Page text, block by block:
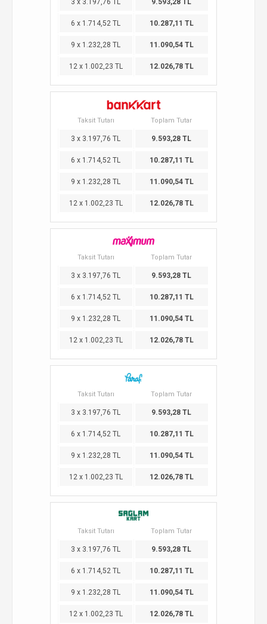
3 x 3.197,76 TL 9.593,28 TL
6 x 1.714,52 TL 10.287,11 TL
9 x 1.232,28 TL 11.090,54 TL
12 x 1.002,23 TL 12.026,78 TL
Taksit Tutarı Toplam Tutar
3 x 3.197,76 TL 9.593,28 TL
6 x 1.714,52 TL 10.287,11 TL
9 x 1.232,28 TL 11.090,54 TL
12 x 1.002,23 TL 12.026,78 TL
Taksit Tutarı Toplam Tutar
3 x 3.197,76 TL 9.593,28 TL
6 x 1.714,52 TL 10.287,11 TL
9 x 1.232,28 TL 11.090,54 TL
12 x 1.002,23 TL 12.026,78 TL
Taksit Tutarı Toplam Tutar
3 x 3.197,76 TL 9.593,28 TL
6 x 1.714,52 TL 10.287,11 TL
9 x 1.232,28 TL 11.090,54 TL
12 x 1.002,23 TL 12.026,78 TL
Taksit Tutarı Toplam Tutar
3 x 3.197,76 TL 9.593,28 TL
6 x 1.714,52 TL 10.287,11 TL
9 x 1.232,28 TL 11.090,54 TL
12 x 1.002,23 TL 12.026,78 TL